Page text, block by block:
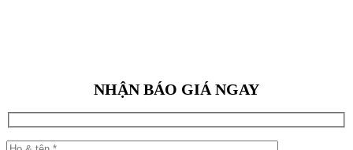
NHẬN BÁO GIÁ NGAY